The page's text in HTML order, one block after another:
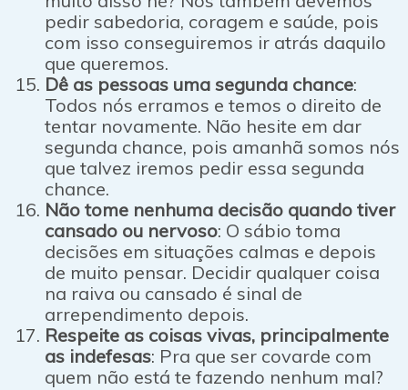
pedir sabedoria, coragem e saúde, pois
com isso conseguiremos ir atrás daquilo
que queremos.
Dê as pessoas uma segunda chance:
Todos nós erramos e temos o direito de
tentar novamente. Não hesite em dar
segunda chance, pois amanhã somos nós
que talvez iremos pedir essa segunda
chance.
Não tome nenhuma decisão quando tiver
cansado ou nervoso: O sábio toma
decisões em situações calmas e depois
de muito pensar. Decidir qualquer coisa
na raiva ou cansado é sinal de
arrependimento depois.
Respeite as coisas vivas, principalmente
as indefesas: Pra que ser covarde com
quem não está te fazendo nenhum mal?